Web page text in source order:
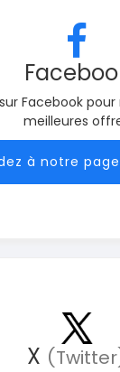
Facebook
meilleures
à notre
X